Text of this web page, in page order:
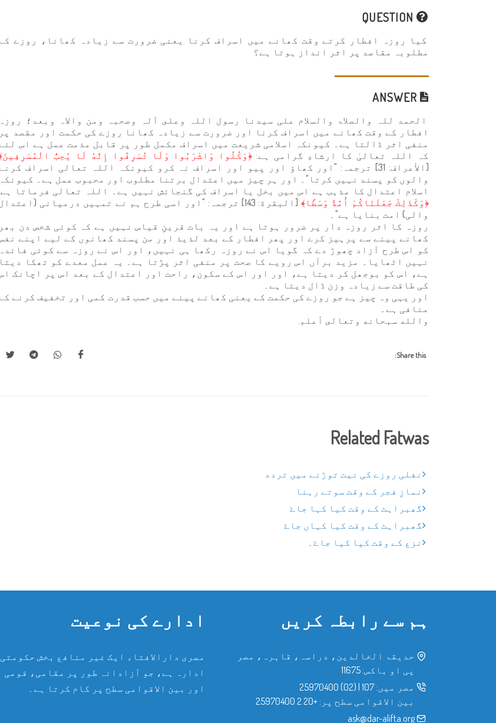
کیا روزہ افطار کرتے وقت کھانے میں اسراف کرنا یعنی ضرورت سے زیادہ کھانا، روزے
مطلوبہ مقاصد پر اثر انداز ہوتا ہے؟
الحمد للہ والصلاۃ والسلام علی سیدنا رسول اللہ وعلى آلہ وصحبہ ومن والاہ وبعد؛ روزہ
افطار کے وقت کھانے میں اسراف کرنا اور ضرورت سے زیادہ کھانا روزے کی حکمت اور مقصد پر
منفی اثر ڈالتا ہے۔ کیونکہ اسلامی شریعت میں اسراف مکمل طور پر قابل مذمت عمل ہے اس
کہ اللہ تعالیٰ کا ارشادِ گرامی ہے: ﴿وَكُلُوا وَاشْرَبُوا وَلَا تُسْرِفُوا إِنَّهُ لَا يُحِبُّ
[الأعراف: 31] ترجمہ: "اور کھاؤ اور پیو اور اسراف نہ کرو کیونکہ اللہ تعالی اسراف
والوں کو پسند نہیں کرتا"۔ اور ہر چیز میں اعتدال برتنا مطلوب اور محبوب عمل ہے۔ کیونکہ
اسلام اعتدال کا مذہب ہے اس میں بخل یا اسراف کی گنجائش نہیں ہے۔ اللہ تعالی فرماتا
﴿وَكَذَلِكَ جَعَلْنَاكُمْ أُمَّةً وَسَطًا﴾
[البقرة: 143] ترجمہ: "اور اسی طرح ہم نے تمہیں درمیانی
والی) امت بنایا ہے"۔
روزہ کا اثر روزہ دار پر ضرور ہوتا ہے اور یہ بات قرینِ قیاس نہیں ہے کہ کوئی شخص دن بھر
کھانے پینے سے پرہیز کرے اور پھر افطار کے بعد لذیذ اور من پسند کھانوں کے لیے اپنے
کو اس طرح آزاد چھوڑ دے کہ گویا اس نے روزہ رکھا ہی نہیں، اور اس نے روزہ سے کوئی فائدہ
نہیں اٹھایا۔ مزید برآں اس رویے کا صحت پر منفی اثر پڑتا ہے۔ یہ عمل معدے کو تھکا دیتا
ہے، اس کو بوجھل کر دیتا ہے، اور اور اس کے سکون، راحت اور اعتدال کے بعد اس پر اچانک
کی طاقت سے زیادہ وزن ڈال دیتا ہے۔
اور یہی وہ چیز ہے جو روزے کی حکمت کے یعنی کھانے پینے میں حسب قدرت کمی اور تخفیف کرنے
منافی ہے۔
والله سبحانه وتعالى أعلم.
Share this:
Related Fatwas
نفلی روزے کی نیت توڑنے میں تردد
نمازِ فجر کے وقت سوتے رہنا
گھبراہٹ کے وقت کیا کہا جاۓ
گھبراہٹ کے وقت کیا کہاں جاۓ
نزع کے وقت کیا کیا جاۓ۔
ہم سے رابطہ کریں
حدیقۃ الخالدین، دراسہ، قاہرہ، مصر
پی او باکس: 11675
مصر میں: 107
(02) 25970400
بین الاقوامی سطح پر: +20 2 25970400
ask@dar-alifta.org
ادارے کی نوعیت
مصری دارالافتاء ایک غیر منافع بخش حکومتی
ادارہ ہے، جو آزادانہ طور پر مقامی، قومی
اور بین الاقوامی سطح پر کام کرتا ہے۔